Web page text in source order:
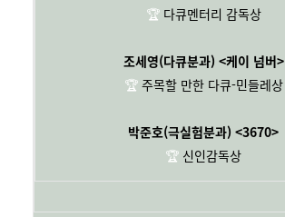
🏆다큐멘터리 감독상
조세영(다큐분과) <케이 넘버>
🏆주목할 만한 다큐-민들레상
박준호(극실험분과) <3670>
🏆 신인감독상